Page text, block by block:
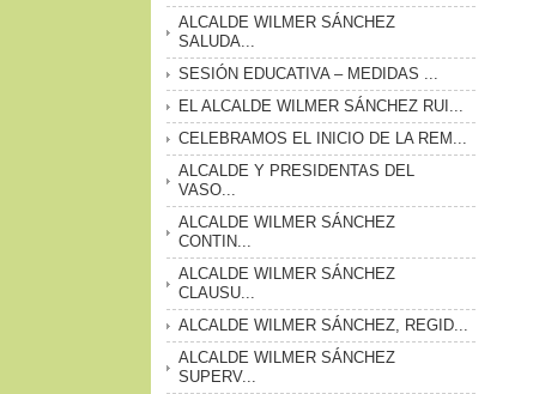
ALCALDE WILMER SÁNCHEZ
SALUDA...
SESIÓN EDUCATIVA – MEDIDAS ...
EL ALCALDE WILMER SÁNCHEZ RUI...
CELEBRAMOS EL INICIO DE LA REM...
ALCALDE Y PRESIDENTAS DEL
VASO...
ALCALDE WILMER SÁNCHEZ
CONTIN...
ALCALDE WILMER SÁNCHEZ
CLAUSU...
ALCALDE WILMER SÁNCHEZ, REGID...
ALCALDE WILMER SÁNCHEZ
SUPERV...